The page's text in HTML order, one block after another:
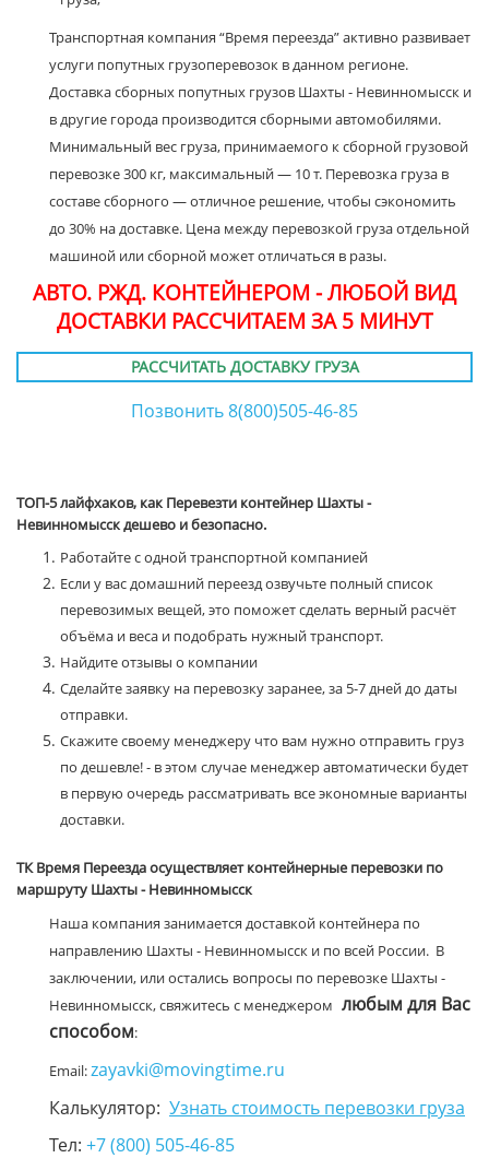
Транспортная компания “Время переезда” активно развивает
услуги попутных грузоперевозок в данном регионе.
Доставка сборных попутных грузов Шахты - Невинномысск и
в другие города производится сборными автомобилями.
Минимальный вес груза, принимаемого к сборной грузовой
перевозке 300 кг, максимальный — 10 т. Перевозка груза в
составе сборного — отличное решение, чтобы сэкономить
до 30% на доставке. Цена между перевозкой груза отдельной
машиной или сборной может отличаться в разы.
АВТО. РЖД. КОНТЕЙНЕРОМ - ЛЮБОЙ ВИД
ДОСТАВКИ РАССЧИТАЕМ ЗА 5 МИНУТ
РАССЧИТАТЬ ДОСТАВКУ ГРУЗА
Позвонить 8(800)505-46-85
ТОП-5 лайфхаков, как Перевезти контейнер Шахты -
Невинномысск дешево и безопасно.
Работайте с одной транспортной компанией
Если у вас домашний переезд озвучьте полный список
перевозимых вещей, это поможет сделать верный расчёт
объёма и веса и подобрать нужный транспорт.
Найдите отзывы о компании
Сделайте заявку на перевозку заранее, за 5-7 дней до даты
отправки.
Скажите своему менеджеру что вам нужно отправить груз
по дешевле! - в этом случае менеджер автоматически будет
в первую очередь рассматривать все экономные варианты
доставки.
ТК Время Переезда осуществляет контейнерные перевозки по
маршруту Шахты - Невинномысск
Наша компания занимается доставкой контейнера по
направлению Шахты - Невинномысск и по всей России. В
заключении, или остались вопросы по перевозке Шахты -
Невинномысск, свяжитесь с менеджером любым для Вас
способом:
Email:zayavki@movingtime.ru
Калькулятор: Узнать стоимость перевозки груза
Тел: +7 (800) 505-46-85